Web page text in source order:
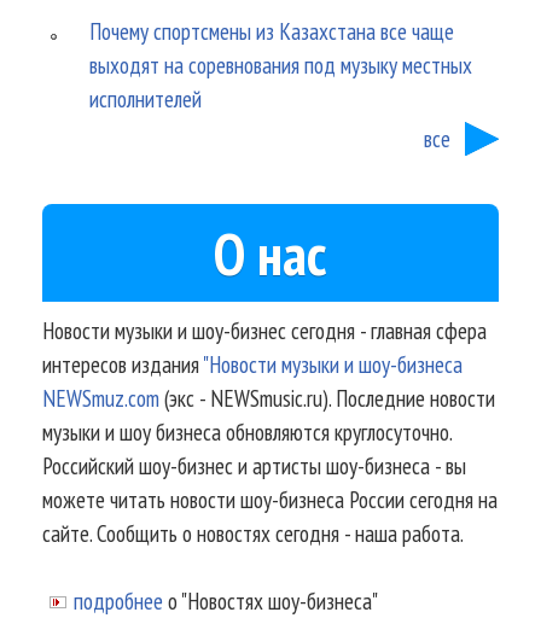
Почему спортсмены из Казахстана все чаще
выходят на соревнования под музыку местных
исполнителей
все
О нас
Новости музыки и шоу-бизнес сегодня - главная сфера
интересов издания"Новости музыки и шоу-бизнеса
NEWSmuz.com(экс - NEWSmusic.ru). Последние новости
музыки и шоу бизнеса обновляются круглосуточно.
Российский шоу-бизнес и артисты шоу-бизнеса - вы
можете читать новости шоу-бизнеса России сегодня на
сайте. Сообщить о новостях сегодня - наша работа.
подробнее о "Новостях шоу-бизнеса"